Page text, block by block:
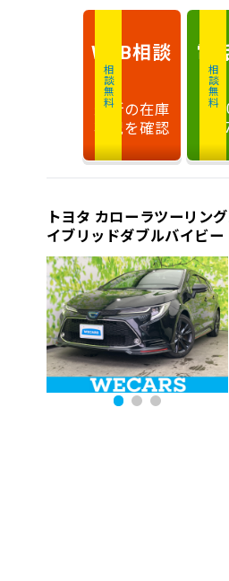
相談無料
WEB相談
最新の在庫
状況を確認
相談無料
電
トヨタ カローラツーリン
イブリッドダブルバイビー